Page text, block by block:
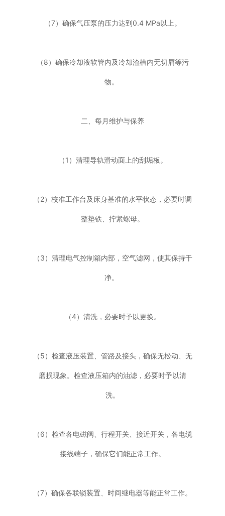
（7）确保气压泵的压力达到0.4 MPa以上。
（8）确保冷却液软管内及冷却渣槽内无切屑等污
物。
二、每月维护与保养
（1）清理导轨滑动面上的刮垢板。
（2）校准工作台及床身基准的水平状态，必要时调
整垫铁、拧紧螺母。
（3）清理电气控制箱内部，空气滤网，使其保持干
净。
（4）清洗，必要时予以更换。
（5）检查液压装置、管路及接头，确保无松动、无
磨损现象。检查液压箱内的油滤，必要时予以清
洗。
（6）检查各电磁阀、行程开关、接近开关，各电缆
接线端子，确保它们能正常工作。
（7）确保各联锁装置、时间继电器等能正常工作。